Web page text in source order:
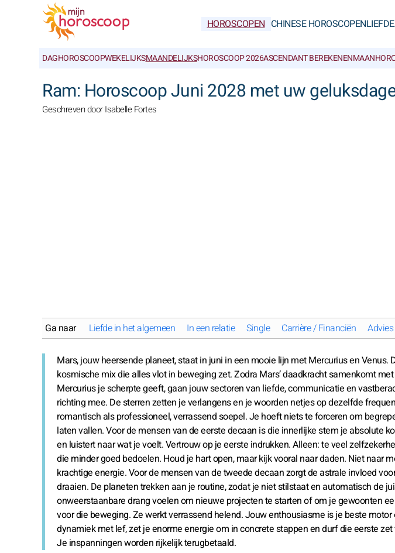
HOROSCOPEN CHINESE HOROSCOPENLIEFDE
DAGHOROSCOOPWEKELIJKSMAANDELIJKSHOROSCOOP 2026ASCENDANT BEREKENEN
Ram: Horoscoop Juni 2028 met uw
Geschreven door Isabelle Fortes
Ga naar Liefde in het algemeen In een relatie Single Carrière / Financiën
Mars, jouw heersende planeet, staat in juni in een mooie lijn met Mercurius en Venus.
kosmische mix die alles vlot in beweging zet. Zodra Mars’ daadkracht samenkomt
Mercurius je scherpte geeft, gaan jouw sectoren van liefde, communicatie en
richting mee. De sterren zetten je verlangens en je woorden netjes op dezelfde
romantisch als professioneel, verrassend soepel. Je hoeft niets te forceren om
laten vallen. Voor de mensen van de eerste decaan is die innerlijke stem je absolute
en luistert naar wat je voelt. Vertrouw op je eerste indrukken. Alleen: te veel
die minder goed bedoelen. Houd je hart open, maar kijk vooral naar daden. Niet naar
krachtige energie. Voor de mensen van de tweede decaan zorgt de astrale invloed
draaien. De planeten trekken aan je routine, zodat je niet stilstaat en automatisch de
onweerstaanbare drang voelen om nieuwe projecten te starten of om je gewoonten
voor die beweging. Ze werkt verrassend helend. Jouw enthousiasme is je beste
dynamiek met lef, zet je enorme energie om in concrete stappen en durf die eerste
Je inspanningen worden rijkelijk terugbetaald.